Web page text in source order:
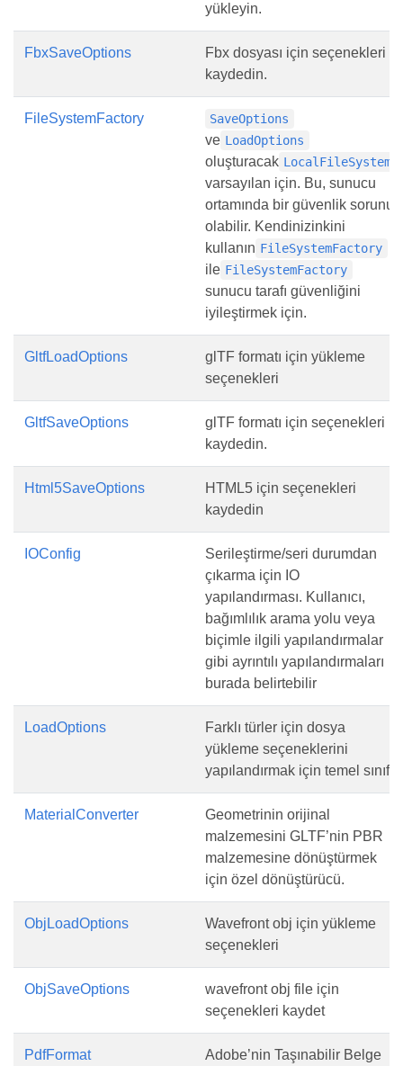
yükleyin.
FbxSaveOptions
Fbx dosyası için seçenekleri
kaydedin.
FileSystemFactory SaveOptions
ve LoadOptions
oluşturacak LocalFileSystem
varsayılan için. Bu, sunucu
ortamında bir güvenlik sorunu
olabilir. Kendinizinkini
kullanın FileSystemFactory
ile FileSystemFactory
sunucu tarafı güvenliğini
iyileştirmek için.
GltfLoadOptions
glTF formatı için yükleme
seçenekleri
GltfSaveOptions
glTF formatı için seçenekleri
kaydedin.
Html5SaveOptions
HTML5 için seçenekleri
kaydedin
IOConfig
Serileştirme/seri durumdan
çıkarma için IO
yapılandırması. Kullanıcı,
bağımlılık arama yolu veya
biçimle ilgili yapılandırmalar
gibi ayrıntılı yapılandırmaları
burada belirtebilir
LoadOptions
Farklı türler için dosya
yükleme seçeneklerini
yapılandırmak için temel sınıf
MaterialConverter
Geometrinin orijinal
malzemesini GLTF’nin PBR
malzemesine dönüştürmek
için özel dönüştürücü.
ObjLoadOptions
Wavefront obj için yükleme
seçenekleri
ObjSaveOptions
wavefront obj file için
seçenekleri kaydet
PdfFormat Adobe’nin Taşınabilir Belge